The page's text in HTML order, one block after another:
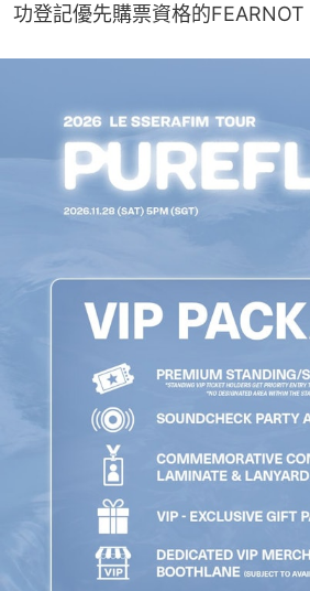
功登記優先購票資格的FEARNOT